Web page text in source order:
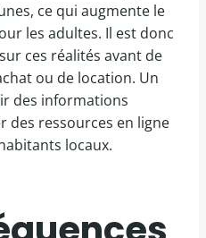
ce qui augmente le
les adultes. Il est donc
ces réalités avant de
ou de location. Un
des informations
des ressources en ligne
locaux.